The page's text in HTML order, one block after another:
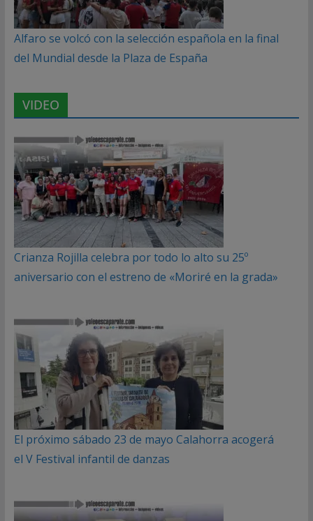
Alfaro se volcó con la selección española en la final
del Mundial desde la Plaza de España
VIDEO
Crianza Rojilla celebra por todo lo alto su 25º
aniversario con el estreno de «Moriré en la grada»
El próximo sábado 23 de mayo Calahorra acogerá
el V Festival infantil de danzas